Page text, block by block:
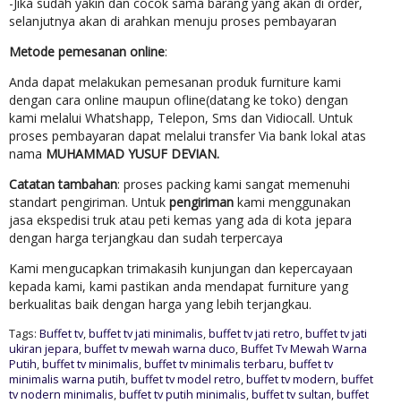
selanjutnya akan di arahkan menuju proses pembayaran
Metode pemesanan online:
Anda dapat melakukan pemesanan produk furniture kami
dengan cara online maupun ofline(datang ke toko) dengan
kami melalui Whatshapp, Telepon, Sms dan Vidiocall. Untuk
proses pembayaran dapat melalui transfer Via bank lokal atas
nama MUHAMMAD YUSUF DEVIAN.
Catatan tambahan: proses packing kami sangat memenuhi
standart pengiriman. Untuk pengiriman kami menggunakan
jasa ekspedisi truk atau peti kemas yang ada di kota jepara
dengan harga terjangkau dan sudah terpercaya
Kami mengucapkan trimakasih kunjungan dan kepercayaan
kepada kami, kami pastikan anda mendapat furniture yang
berkualitas baik dengan harga yang lebih terjangkau.
Tags: Buffet tv,buffet tv jati minimalis,buffet tv jati retro,buffet tv jati
ukiran jepara,buffet tv mewah warna duco,Buffet Tv Mewah Warna
Putih,buffet tv minimalis,buffet tv minimalis terbaru,buffet tv
minimalis warna putih,buffet tv model retro,buffet tv modern,buffet
tv nodern minimalis,buffet tv putih minimalis,buffet tv sultan,buffet